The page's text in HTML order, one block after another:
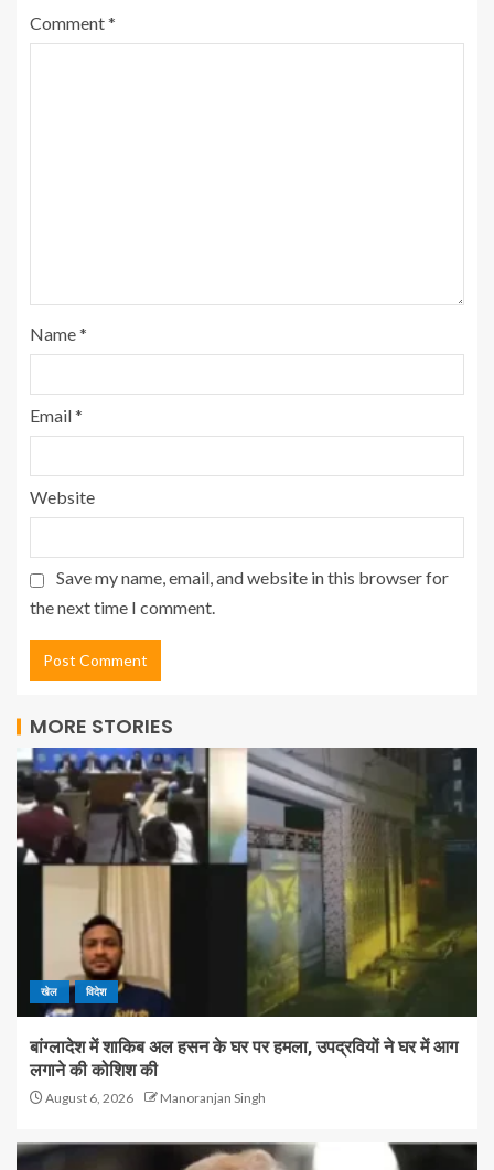
Comment*
Name*
Email*
Website
Save my name, email, and website in this browser for
the next time I comment.
MORE STORIES
खेल विदेश
बांग्लादेश में शाकिब अल हसन के घर पर हमला, उपद्रवियों ने घर में आग
लगाने की कोशिश की
August 6, 2026 Manoranjan Singh